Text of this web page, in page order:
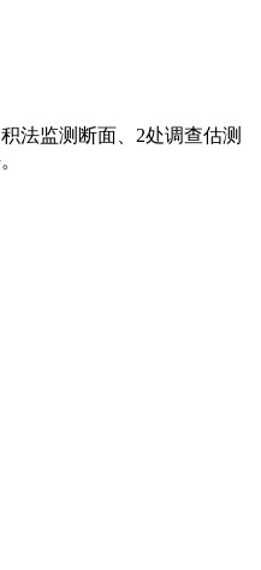
法监测断面、2处调查估测